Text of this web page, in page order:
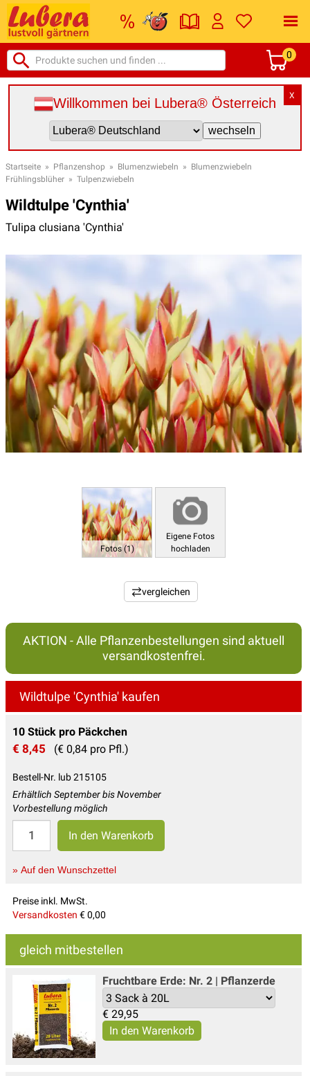
0
X
Willkommen bei Lubera® Österreich
Startseite » Pflanzenshop » Blumenzwiebeln » Blumenzwiebeln
Frühlingsblüher » Tulpenzwiebeln
Wildtulpe 'Cynthia'
Tulipa clusiana 'Cynthia'
Fotos (1)
Eigene Fotos
hochladen
vergleichen
AKTION - Alle Pflanzenbestellungen sind aktuell
versandkostenfrei.
Wildtulpe 'Cynthia' kaufen
10 Stück pro Päckchen
€ 8,45 (€ 0,84 pro Pfl.)
Bestell-Nr. lub 215105
Erhältlich September bis November
Vorbestellung möglich
» Auf den Wunschzettel
Preise inkl. MwSt.
Versandkosten € 0,00
gleich mitbestellen
Fruchtbare Erde: Nr. 2 | Pflanzerde
€ 29,95